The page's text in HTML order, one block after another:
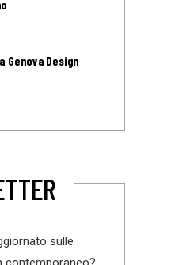
Genova Design
sulle